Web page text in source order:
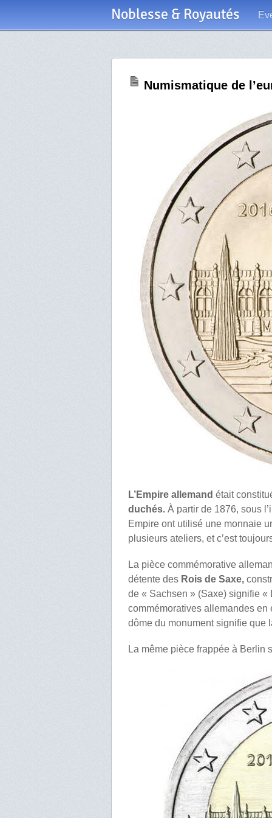
Noblesse & Royautés
Numismatique de
L’Empire allemand était
duchés. À partir de 1876, sous
Empire ont utilisé une monnaie
plusieurs ateliers, et c’est
La pièce commémorative
détente des Rois de Saxe,
de « Sachsen » (Saxe) signifie
commémoratives allemandes en
dôme du monument signifie que
La même pièce frappée à Berlin